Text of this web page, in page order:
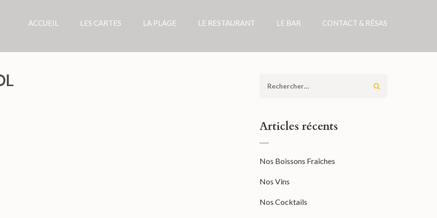
ACCUEIL LES CARTES LA PLAGE LE RESTAURANT LE BAR CONTACT & RÉSAS
Rechercher :
Articles récents
Nos Boissons Fraîches
Nos Vins
Nos Cocktails